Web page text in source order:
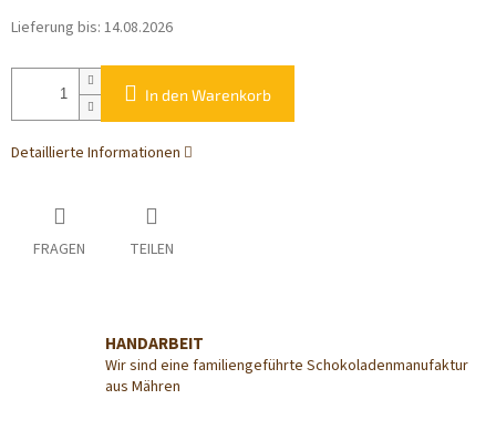
Lieferung bis: 14.08.2026
In den Warenkorb
Detaillierte Informationen
FRAGEN TEILEN
HANDARBEIT
Wir sind eine familiengeführte Schokoladenmanufaktur
aus Mähren